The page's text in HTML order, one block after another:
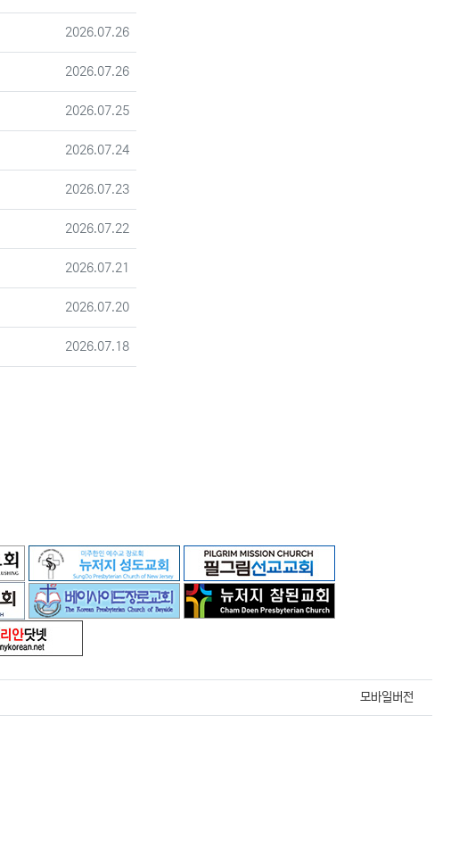
등록일
2026.07.26
등록일
2026.07.26
등록일
2026.07.25
등록일
2026.07.24
등록일
2026.07.23
등록일
2026.07.22
등록일
2026.07.21
등록일
2026.07.20
등록일
2026.07.18
모바일버전